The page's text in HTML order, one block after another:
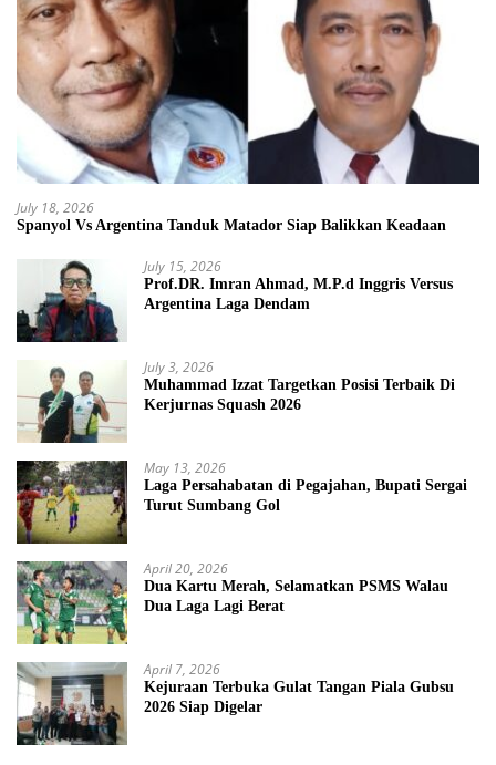
July 18, 2026
Spanyol Vs Argentina Tanduk Matador Siap Balikkan Keadaan
July 15, 2026
Prof.DR. Imran Ahmad, M.P.d Inggris Versus
Argentina Laga Dendam
July 3, 2026
Muhammad Izzat Targetkan Posisi Terbaik Di
Kerjurnas Squash 2026
May 13, 2026
Laga Persahabatan di Pegajahan, Bupati Sergai
Turut Sumbang Gol
April 20, 2026
Dua Kartu Merah, Selamatkan PSMS Walau
Dua Laga Lagi Berat
April 7, 2026
Kejuraan Terbuka Gulat Tangan Piala Gubsu
2026 Siap Digelar